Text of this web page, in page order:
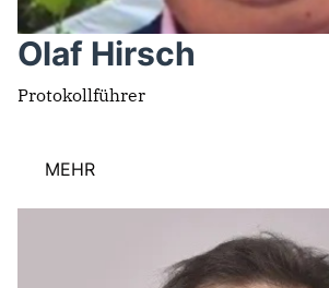
Olaf Hirsch
Protokollführer
MEHR